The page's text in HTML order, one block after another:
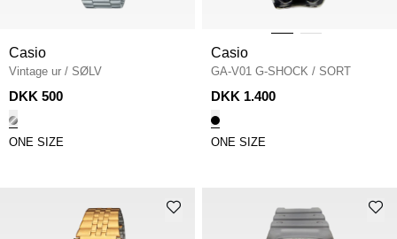
Casio
Vintage ur / SØLV
DKK 500
ONE SIZE
Casio
GA-V01 G-SHOCK / SORT
DKK 1.400
ONE SIZE